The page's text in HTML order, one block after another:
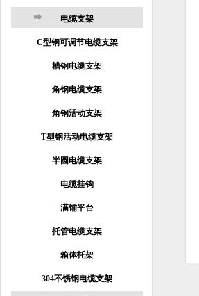
电缆支架
C型钢可调节电缆支架
槽钢电缆支架
角钢电缆支架
角钢活动支架
T型钢活动电缆支架
半圆电缆支架
电缆挂钩
满铺平台
托管电缆支架
箱体托架
304不锈钢电缆支架